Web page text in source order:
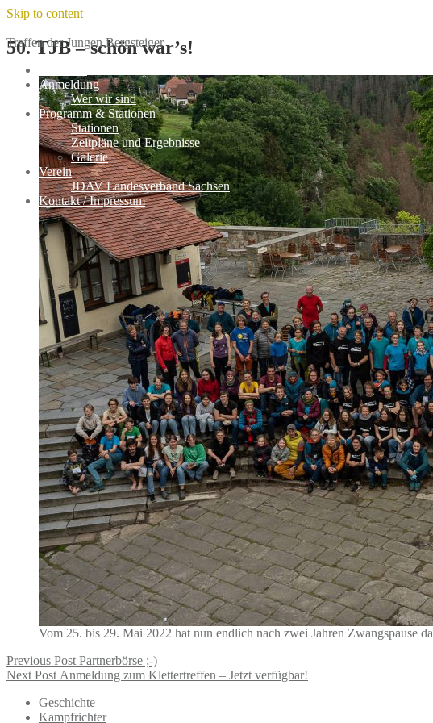
Skip to content
Treffen der Jungen Bergsteiger
Anmeldung
Wer wir sind
Programm & Stationen
Stationen
Zeitpläne und Ergebnisse
Galerie
Verein
JDAV Landesverband Sachsen
Kontakt / Impressum
50. TJB – schön war’s!
Vom 25. bis 29. Mai 2022 hat nun endlich nach zwei Jahren Zwangspause
Beitragsnavigation
Previous Post Previous
Post:
Partnerbörse ;-)
Next Post Next
Anmeldung zum Klettertreffen – Jetzt verfügbar!
Geschichte
Kampfrichter